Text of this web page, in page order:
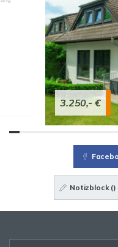
3.250,- €
Notizblock ()